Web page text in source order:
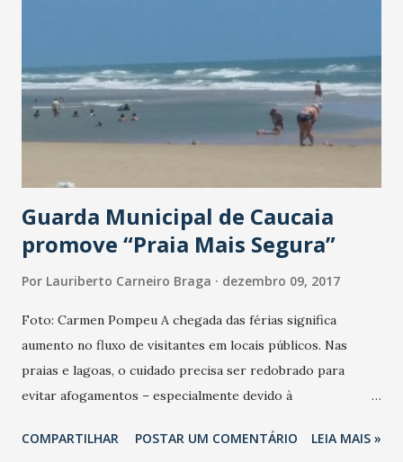
Zepatier Composição: a substância é uma associação dos
princípios ativos elbasvir e grazoprevir. Produto: a
produção será em forma de comprimido revestido, “na
concentração de 50mg de elbasvir e 100mg de
Guarda Municipal de Caucaia
promove “Praia Mais Segura”
Por Lauriberto Carneiro Braga dezembro 09, 2017
Foto: Carmen Pompeu A chegada das férias significa
aumento no fluxo de visitantes em locais públicos. Nas
praias e lagoas, o cuidado precisa ser redobrado para
evitar afogamentos – especialmente devido à
Grupamento de Salvamento Aquático de Caucaia, órgão
COMPARTILHAR POSTAR UM COMENTÁRIO LEIA MAIS »